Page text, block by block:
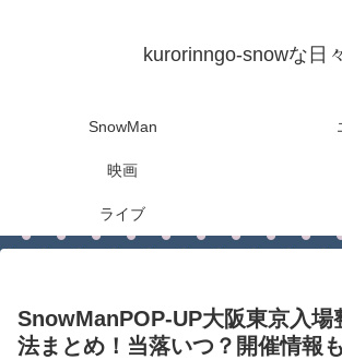
kurorinngo-snowな日々
SnowMan
映画
ライブ
SnowManPOP-UP大阪東京入場
法まとめ！当落いつ？開催情報も